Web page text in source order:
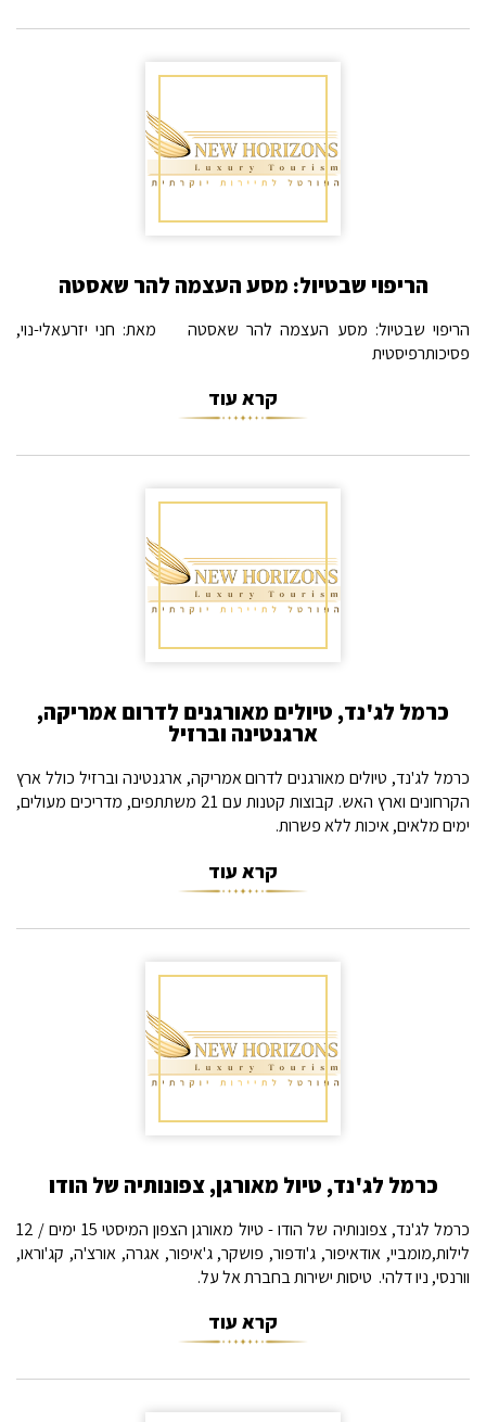
הריפוי שבטיול: מסע העצמה להר שאסטה
הריפוי שבטיול: מסע העצמה להר שאסטה מאת: חני יזרעאלי-נוי,
פסיכותרפיסטית
קרא עוד
כרמל לג'נד, טיולים מאורגנים לדרום אמריקה,
ארגנטינה וברזיל
כרמל לג'נד, טיולים מאורגנים לדרום אמריקה, ארגנטינה וברזיל כולל ארץ
הקרחונים וארץ האש. קבוצות קטנות עם 21 משתתפים, מדריכים מעולים,
ימים מלאים, איכות ללא פשרות.
קרא עוד
כרמל לג'נד, טיול מאורגן, צפונותיה של הודו
כרמל לג'נד, צפונותיה של הודו - טיול מאורגן הצפון המיסטי 15 ימים / 12
לילות,מומביי, אודאיפור, ג'ודפור, פושקר, ג'איפור, אגרה, אורצ'ה, קג'וראו,
וורנסי, ניו דלהי. טיסות ישירות בחברת אל על.
קרא עוד